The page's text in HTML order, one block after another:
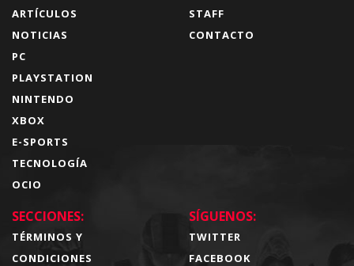
ARTÍCULOS
NOTICIAS
PC
PLAYSTATION
NINTENDO
XBOX
E-SPORTS
TECNOLOGÍA
OCIO
STAFF
CONTACTO
SECCIONES:
TÉRMINOS Y
CONDICIONES
SÍGUENOS:
TWITTER
FACEBOOK